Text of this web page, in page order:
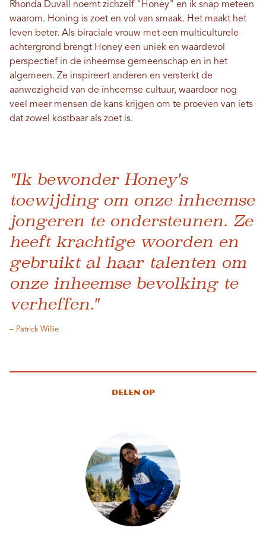
Rhonda Duvall noemt zichzelf "Honey" en ik snap meteen
waarom. Honing is zoet en vol van smaak. Het maakt het
leven beter. Als biraciale vrouw met een multiculturele
achtergrond brengt Honey een uniek en waardevol
perspectief in de inheemse gemeenschap en in het
algemeen. Ze inspireert anderen en versterkt de
aanwezigheid van de inheemse cultuur, waardoor nog
veel meer mensen de kans krijgen om te proeven van iets
dat zowel kostbaar als zoet is.
"Ik bewonder Honey's
toewijding om onze inheemse
jongeren te ondersteunen. Ze
heeft krachtige woorden en
gebruikt al haar talenten om
onze inheemse bevolking te
verheffen."
– Patrick Willie
Delen op